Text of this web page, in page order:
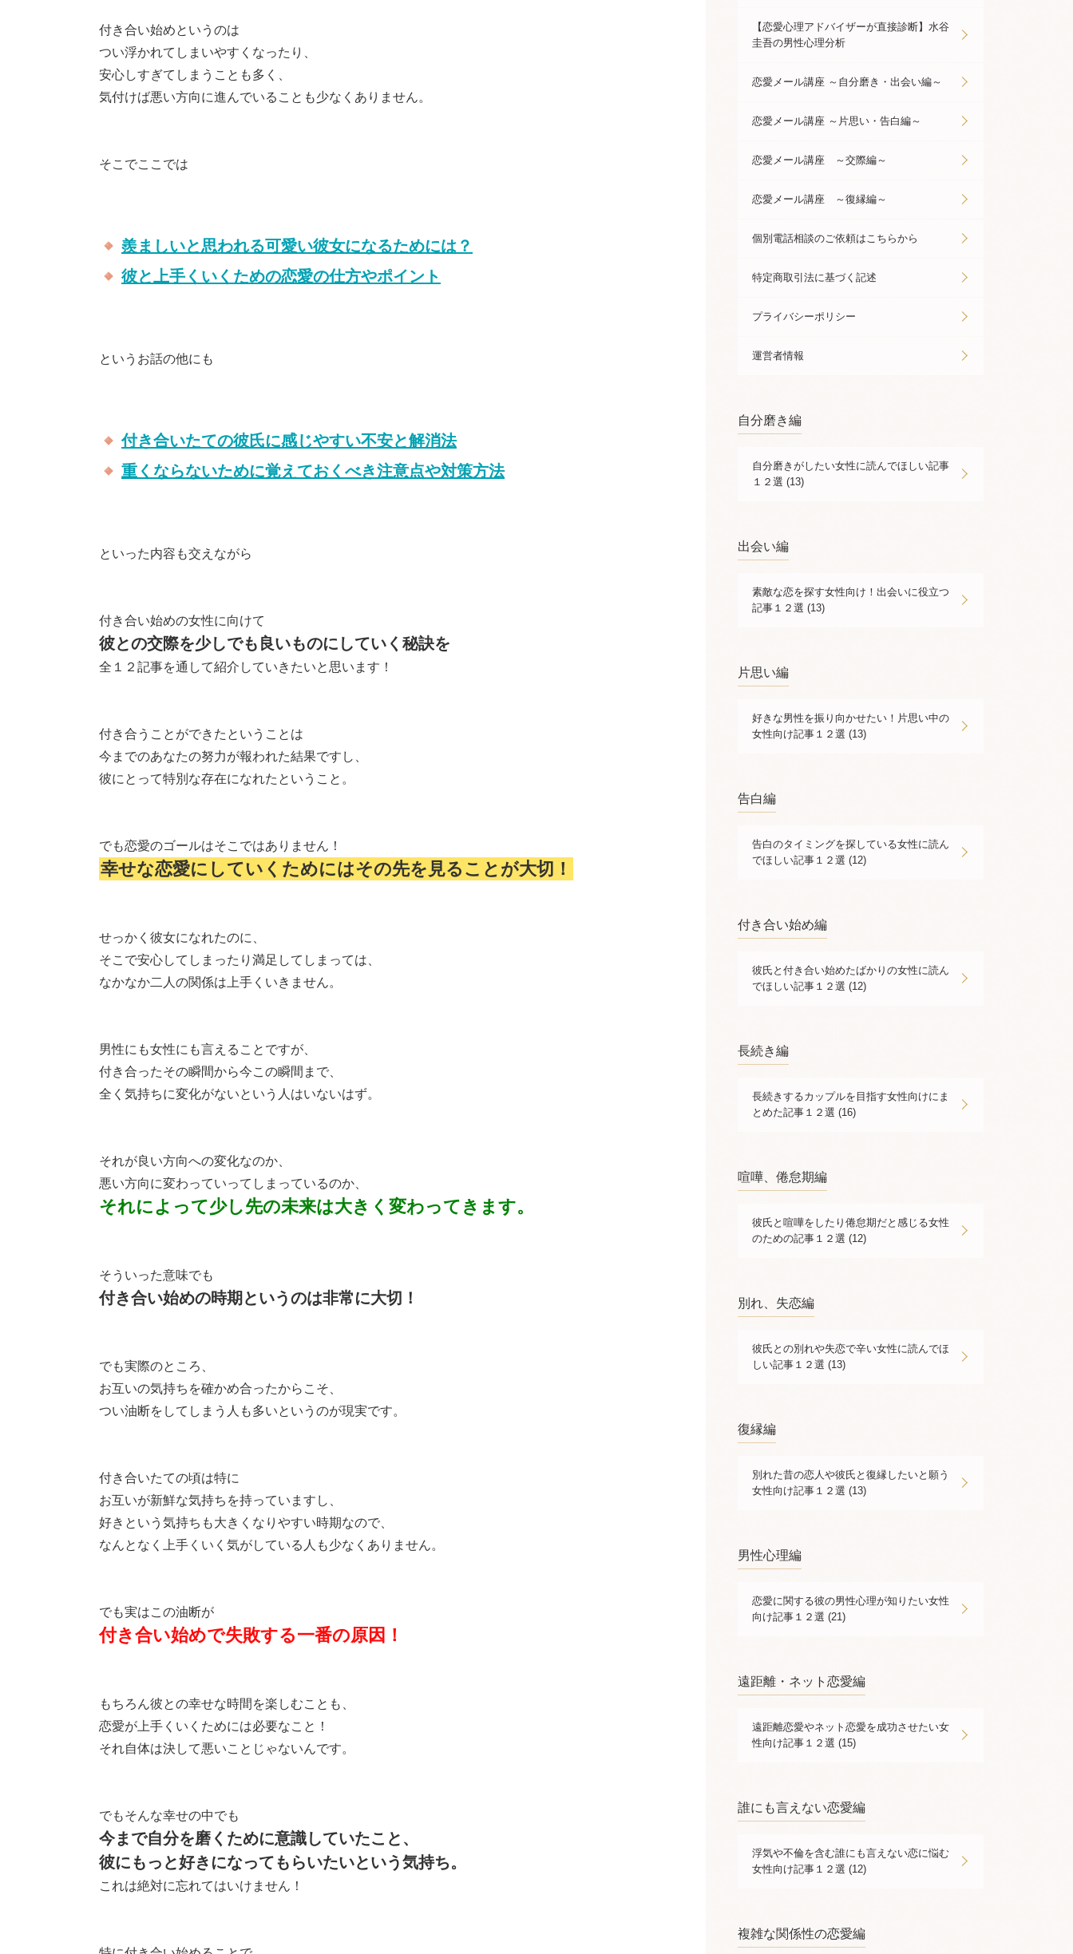
付き合い始めというのは
つい浮かれてしまいやすくなったり、
安心しすぎてしまうことも多く、
気付けば悪い方向に進んでいることも少なくありません。
そこでここでは
羨ましいと思われる可愛い彼女になるためには？
彼と上手くいくための恋愛の仕方やポイント
というお話の他にも
付き合いたての彼氏に感じやすい不安と解消法
重くならないために覚えておくべき注意点や対策方法
といった内容も交えながら
付き合い始めの女性に向けて
彼との交際を少しでも良いものにしていく秘訣を
全１２記事を通して紹介していきたいと思います！
付き合うことができたということは
今までのあなたの努力が報われた結果ですし、
彼にとって特別な存在になれたということ。
でも恋愛のゴールはそこではありません！
幸せな恋愛にしていくためにはその先を見ることが大切！
せっかく彼女になれたのに、
そこで安心してしまったり満足してしまっては、
なかなか二人の関係は上手くいきません。
男性にも女性にも言えることですが、
付き合ったその瞬間から今この瞬間まで、
全く気持ちに変化がないという人はいないはず。
それが良い方向への変化なのか、
悪い方向に変わっていってしまっているのか、
それによって少し先の未来は大きく変わってきます。
そういった意味でも
付き合い始めの時期というのは非常に大切！
でも実際のところ、
お互いの気持ちを確かめ合ったからこそ、
つい油断をしてしまう人も多いというのが現実です。
付き合いたての頃は特に
お互いが新鮮な気持ちを持っていますし、
好きという気持ちも大きくなりやすい時期なので、
なんとなく上手くいく気がしている人も少なくありません。
でも実はこの油断が
付き合い始めで失敗する一番の原因！
もちろん彼との幸せな時間を楽しむことも、
恋愛が上手くいくためには必要なこと！
それ自体は決して悪いことじゃないんです。
でもそんな幸せの中でも
今まで自分を磨くために意識していたこと、
彼にもっと好きになってもらいたいという気持ち。
これは絶対に忘れてはいけません！
【恋愛心理アドバイザーが直接診断】水谷
圭吾の男性心理分析
恋愛メール講座 ～自分磨き・出会い編～
恋愛メール講座 ～片思い・告白編～
恋愛メール講座 ～交際編～
恋愛メール講座 ～復縁編～
個別電話相談のご依頼はこちらから
特定商取引法に基づく記述
プライバシーポリシー
運営者情報
自分磨き編
自分磨きがしたい女性に読んでほしい記事
１２選 (13)
出会い編
素敵な恋を探す女性向け！出会いに役立つ
記事１２選 (13)
片思い編
好きな男性を振り向かせたい！片思い中の
女性向け記事１２選 (13)
告白編
告白のタイミングを探している女性に読ん
でほしい記事１２選 (12)
付き合い始め編
彼氏と付き合い始めたばかりの女性に読ん
でほしい記事１２選 (12)
長続き編
長続きするカップルを目指す女性向けにま
とめた記事１２選 (16)
喧嘩、倦怠期編
彼氏と喧嘩をしたり倦怠期だと感じる女性
のための記事１２選 (12)
別れ、失恋編
彼氏との別れや失恋で辛い女性に読んでほ
しい記事１２選 (13)
復縁編
別れた昔の恋人や彼氏と復縁したいと願う
女性向け記事１２選 (13)
男性心理編
恋愛に関する彼の男性心理が知りたい女性
向け記事１２選 (21)
遠距離・ネット恋愛編
遠距離恋愛やネット恋愛を成功させたい女
性向け記事１２選 (15)
誰にも言えない恋愛編
浮気や不倫を含む誰にも言えない恋に悩む
女性向け記事１２選 (12)
複雑な関係性の恋愛編